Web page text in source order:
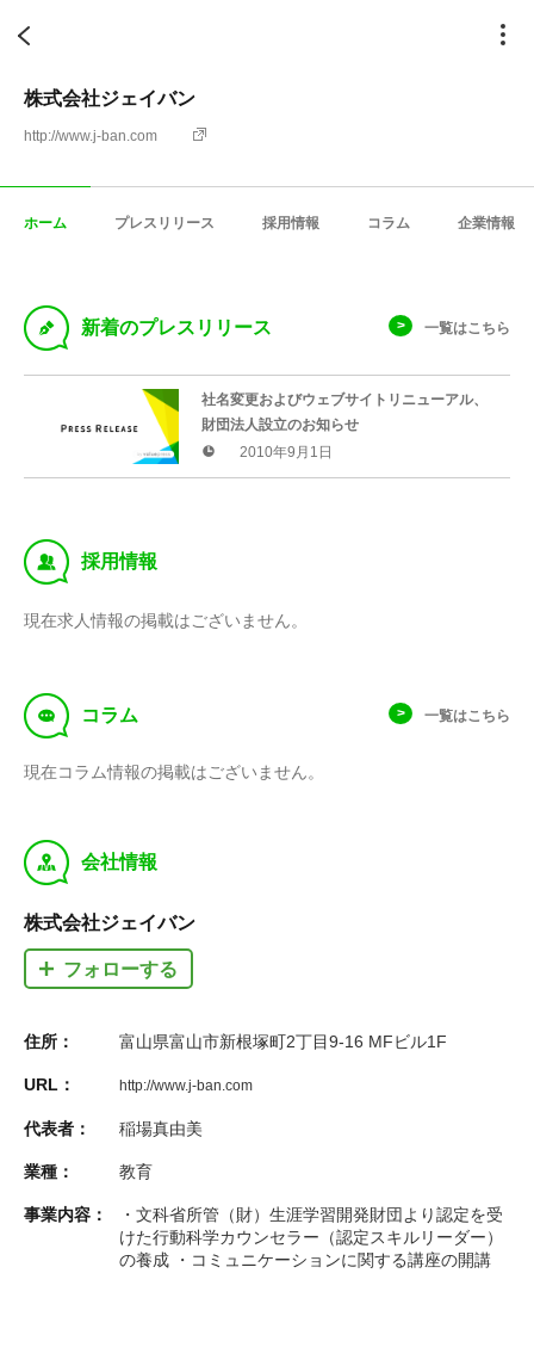
株式会社ジェイバン
http://www.j-ban.com
ホーム プレスリリース 採用情報 コラム 企業情報
D 新着のプレスリリース 一覧はこちら
社名変更およびウェブサイトリニューアル、
財団法人設立のお知らせ
2010年9月1日
‰ 採用情報
現在求人情報の掲載はございません。
f コラム 一覧はこちら
現在コラム情報の掲載はございません。
y 会社情報
株式会社ジェイバン
フォローする
住所： 富山県富山市新根塚町2丁目9-16 MFビル1F
URL： http://www.j-ban.com
代表者： 稲場真由美
業種： 教育
事業内容：
・文科省所管（財）生涯学習開発財団より認定を受
けた行動科学カウンセラー（認定スキルリーダー）
の養成 ・コミュニケーションに関する講座の開講